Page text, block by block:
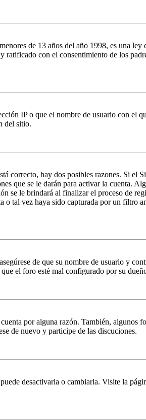
de 13 años del año 1998, es una
ratificado con el consentimiento de los
IP o que el nombre de usuario con el
del sitio.
correcto, hay dos posibles razones. Si
que se le darán para activar la cuenta.
se le brindará al finalizar el proceso de
tal vez haya sido capturada por un filtro
de que su nombre de usuario y
el foro esté mal configurado por su
por alguna razón. También,
de nuevo y participe de las discuciones.
desactivarla o cambiarla. Visite la